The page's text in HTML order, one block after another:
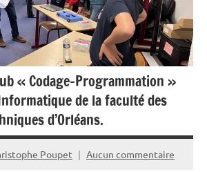
« Codage-Programmation »
de la faculté des
d’Orléans.
Poupet Aucun commentaire